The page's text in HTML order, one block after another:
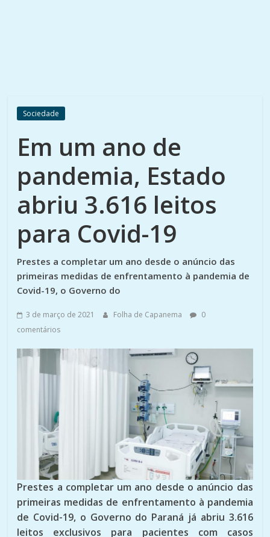
Sociedade
Em um ano de
pandemia, Estado
abriu 3.616 leitos
para Covid-19
Prestes a completar um ano desde o anúncio das
primeiras medidas de enfrentamento à pandemia de
Covid-19, o Governo do
3 de março de 2021 Folha de Capanema
0
comentários
Prestes a completar um ano desde o anúncio das
primeiras medidas de enfrentamento à pandemia
de Covid-19, o Governo do Paraná já abriu 3.616
leitos exclusivos para pacientes com casos